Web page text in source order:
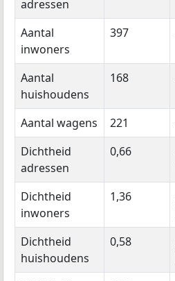
adressen
Aantal
inwoners
397
Aantal
huishoudens
168
Aantal wagens 221
Dichtheid
adressen
0,66
Dichtheid
inwoners
1,36
Dichtheid
huishoudens
0,58